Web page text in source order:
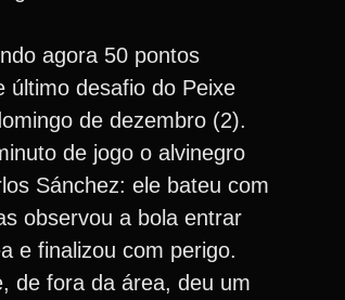
agora 50 pontos
último desafio do Peixe
de dezembro (2).
de jogo o alvinegro
Sánchez: ele bateu com
observou a bola entrar
e finalizou com perigo.
de fora da área, deu um